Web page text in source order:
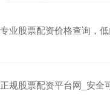
专业股票配资价格查询，
正规股票配资平台网_安全